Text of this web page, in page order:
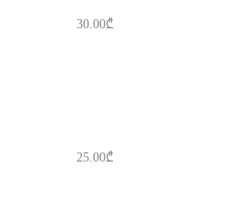
30.00₾
25.00₾